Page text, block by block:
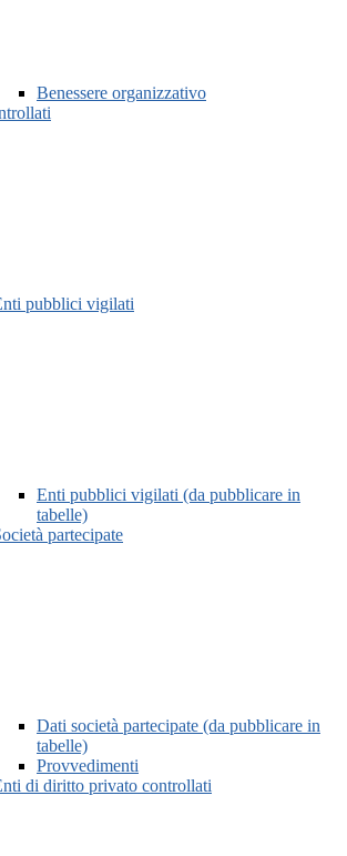
Benessere organizzativo
pubblici vigilati
Enti pubblici vigilati (da pubblicare in
tabelle)
partecipate
Dati società partecipate (da pubblicare in
tabelle)
Provvedimenti
di diritto privato controllati